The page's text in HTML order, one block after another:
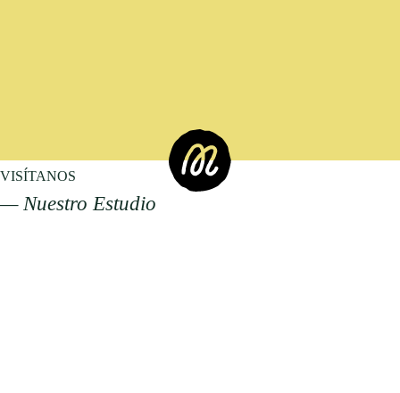
VISÍTANOS
— Nuestro Estudio